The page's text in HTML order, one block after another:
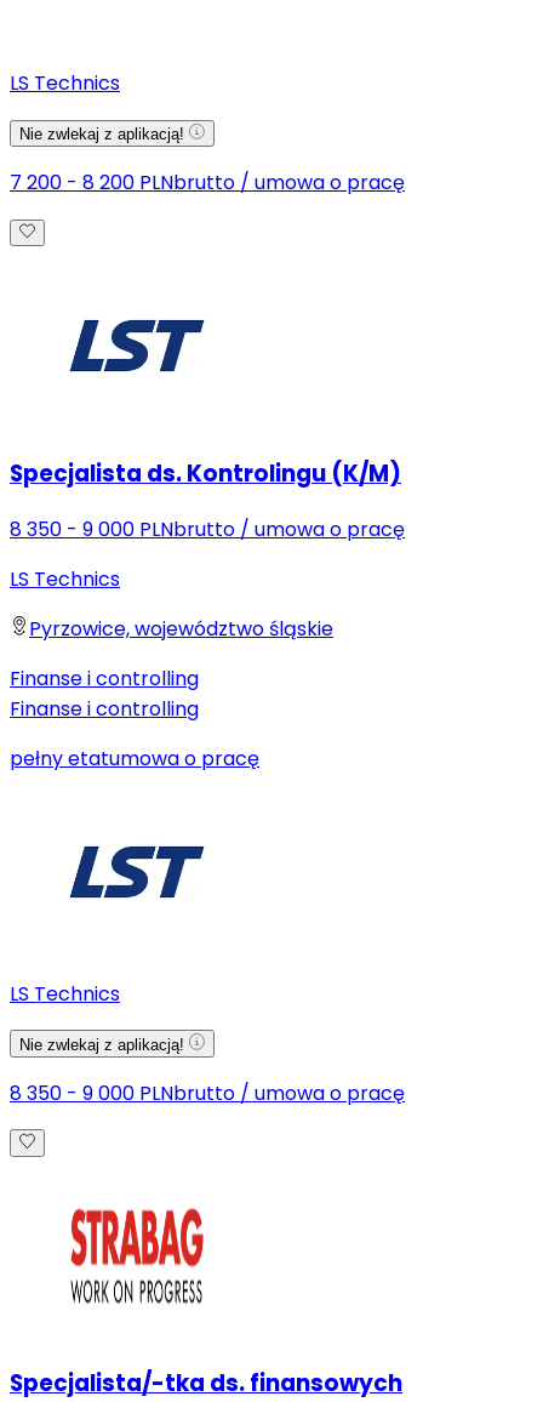
LS Technics
Nie zwlekaj z aplikacją!
7 200 - 8 200 PLNbrutto / umowa o pracę
Specjalista ds. Kontrolingu (K/M)
8 350 - 9 000 PLNbrutto / umowa o pracę
LS Technics
Pyrzowice, województwo śląskie
Finanse i controlling
Finanse i controlling
pełny etatumowa o pracę
LS Technics
Nie zwlekaj z aplikacją!
8 350 - 9 000 PLNbrutto / umowa o pracę
Specjalista/-tka ds. finansowych